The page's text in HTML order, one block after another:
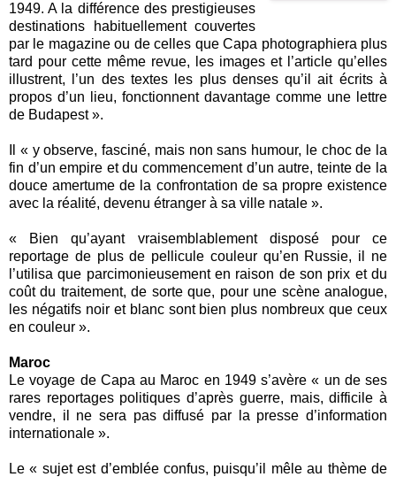
1949. A la différence des prestigieuses
destinations habituellement couvertes
par le magazine ou de celles que Capa photographiera plus
tard pour cette même revue, les images et l’article qu’elles
illustrent, l’un des textes les plus denses qu’il ait écrits à
propos d’un lieu, fonctionnent davantage comme une lettre
de Budapest ».
Il « y observe, fasciné, mais non sans humour, le choc de la
fin d’un empire et du commencement d’un autre, teinte de la
douce amertume de la confrontation de sa propre existence
avec la réalité, devenu étranger à sa ville natale ».
« Bien qu’ayant vraisemblablement disposé pour ce
reportage de plus de pellicule couleur qu’en Russie, il ne
l’utilisa que parcimonieusement en raison de son prix et du
coût du traitement, de sorte que, pour une scène analogue,
les négatifs noir et blanc sont bien plus nombreux que ceux
en couleur ».
Maroc
Le voyage de Capa au Maroc en 1949 s’avère « un de ses
rares reportages politiques d’après guerre, mais, difficile à
vendre, il ne sera pas diffusé par la presse d’information
internationale ».
Le « sujet est d’emblée confus, puisqu’il mêle au thème de